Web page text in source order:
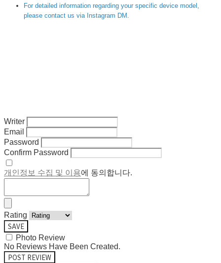
For detailed information regarding your specific device model,
please contact us via Instagram DM.
Writer
Email
Password
Confirm Password
개인정보 수집 및 이용에 동의합니다.
Rating
SAVE
Photo Review
No Reviews Have Been Created.
POST REVIEW